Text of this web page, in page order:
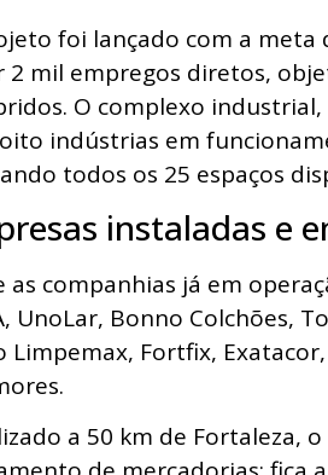
foi lançado com a meta
2 mil empregos diretos,
O complexo
indústrias em
todos os 25 espaços
instaladas e
as companhias já em
UnoLar, Bonno Colchões,
Limpemax, Fortfix,
a 50 km de Fortaleza,